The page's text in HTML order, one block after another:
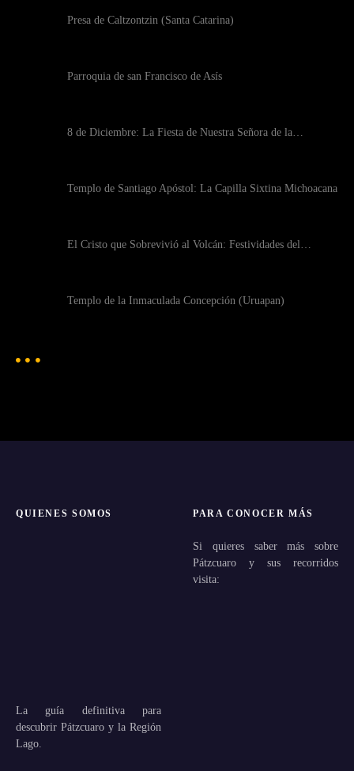
Presa de Caltzontzin (Santa Catarina)
Parroquia de san Francisco de Asís
8 de Diciembre: La Fiesta de Nuestra Señora de la…
Templo de Santiago Apóstol: La Capilla Sixtina Michoacana
El Cristo que Sobrevivió al Volcán: Festividades del…
Templo de la Inmaculada Concepción (Uruapan)
QUIENES SOMOS
La guía definitiva para
descubrir Pátzcuaro y la Región
Lago.
PARA CONOCER MÁS
Si quieres saber más sobre
Pátzcuaro y sus recorridos
visita: